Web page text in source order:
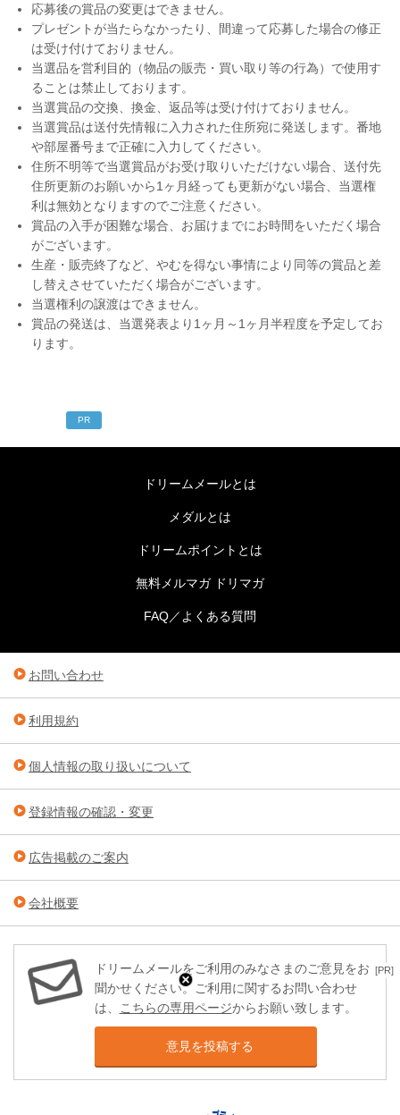
応募後の賞品の変更はできません。
プレゼントが当たらなかったり、間違って応募した場合の修正
は受け付けておりません。
当選品を営利目的（物品の販売・買い取り等の行為）で使用す
ることは禁止しております。
当選賞品の交換、換金、返品等は受け付けておりません。
当選賞品は送付先情報に入力された住所宛に発送します。番地
や部屋番号まで正確に入力してください。
住所不明等で当選賞品がお受け取りいただけない場合、送付先
住所更新のお願いから1ヶ月経っても更新がない場合、当選権
利は無効となりますのでご注意ください。
賞品の入手が困難な場合、お届けまでにお時間をいただく場合
がございます。
生産・販売終了など、やむを得ない事情により同等の賞品と差
し替えさせていただく場合がございます。
当選権利の譲渡はできません。
賞品の発送は、当選発表より1ヶ月～1ヶ月半程度を予定してお
ります。
[PR]
PR
ドリームメールとは
メダルとは
ドリームポイントとは
無料メルマガ ドリマガ
FAQ／よくある質問
お問い合わせ
利用規約
個人情報の取り扱いについて
登録情報の確認・変更
広告掲載のご案内
会社概要
ドリームメールをご利用のみなさまのご意見をお
聞かせください。ご利用に関するお問い合わせ
は、
こちらの専用ページからお願い致します。
意見を投稿する